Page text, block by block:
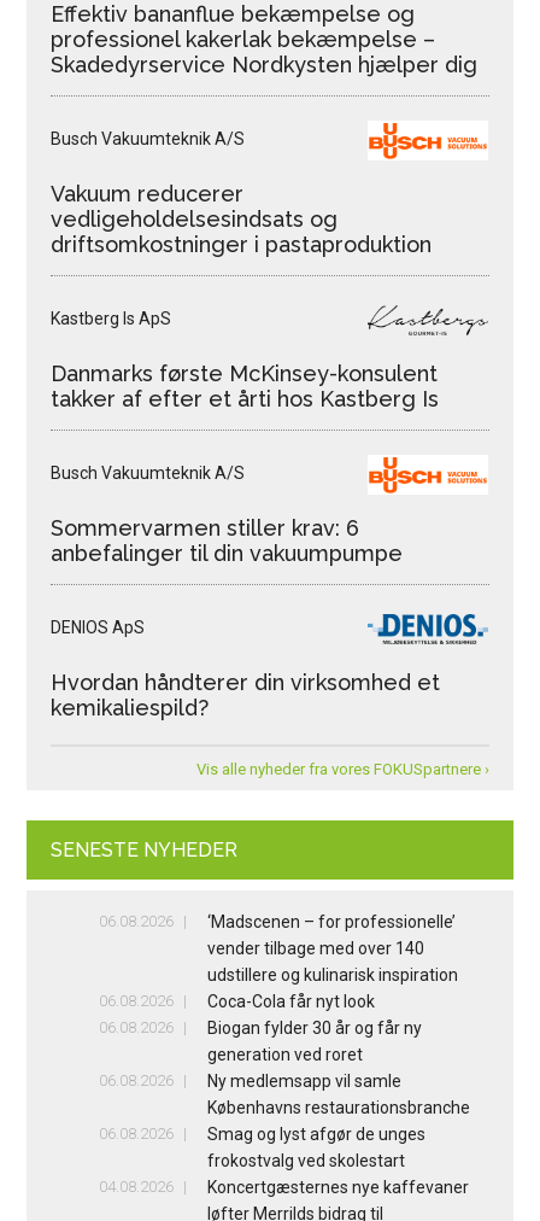
Effektiv bananflue bekæmpelse og
professionel kakerlak bekæmpelse –
Skadedyrservice Nordkysten hjælper dig
Busch Vakuumteknik A/S
Vakuum reducerer
vedligeholdelsesindsats og
driftsomkostninger i pastaproduktion
Kastberg Is ApS
Danmarks første McKinsey-konsulent
takker af efter et årti hos Kastberg Is
Busch Vakuumteknik A/S
Sommervarmen stiller krav: 6
anbefalinger til din vakuumpumpe
DENIOS ApS
Hvordan håndterer din virksomhed et
kemikaliespild?
Vis alle nyheder fra vores FOKUSpartnere ›
SENESTE NYHEDER
06.08.2026
‘Madscenen – for professionelle’
vender tilbage med over 140
udstillere og kulinarisk inspiration
06.08.2026 Coca-Cola får nyt look
06.08.2026
Biogan fylder 30 år og får ny
generation ved roret
06.08.2026
Ny medlemsapp vil samle
Københavns restaurationsbranche
06.08.2026
Smag og lyst afgør de unges
frokostvalg ved skolestart
04.08.2026
Koncertgæsternes nye kaffevaner
løfter Merrilds bidrag til